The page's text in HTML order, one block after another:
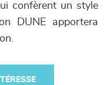
confèrent un style
DUNE apportera